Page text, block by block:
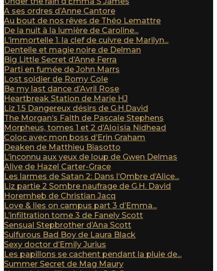
A ses ordres d’Anne Cantore
Au bout de nos rêves de Théo Lemattre
De la nuit à la lumière de Caroline...
L’immortelle 1. la clef de cuivre de Marilyn...
Dentelle et magie noire de Delman
Big Little Secret d’Anne Ferra
Parti en fumée de John Marrs
Lost soldier de Romy Cole
Be my last dance d’Avril Rose
Heartbreak Station de Marie HJ
Liz 1.5 Dangereux désirs de G.H.David
The Morgan’s Faith de Pascale Stephens
Morpheus, tomes 1 et 2 d’Aloïsia Nidhead
Coloc avec mon boss d’Erin Graham
Deaken de Matthieu Biasotto
L’inconnu aux yeux de loup de Gwen Delmas
Alive de Hazel Carter-Grace
Les larmes de Satan 2: Dans l’Ombre d’Alice...
Liz partie 2 Sombre naufrage de G.H. David
Horemheb de Christian Jacq
Love & lies on campus part 3 d’Emma...
L’infiltration tome 3 de Fanely Scott
Sensual Stepbrother d’Ana Scott
Sulfurous Bad Boy de Laura Black
Sexy doctor d’Emily Jurius
Les papillons se cachent pendant la pluie de...
Summer Secret de Mag Maury